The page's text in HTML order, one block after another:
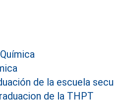
de la escuela
de la THPT